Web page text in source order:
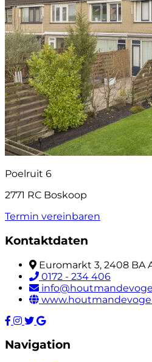
Poelruit 6
2771 RC Boskoop
Termin vereinbaren
Kontaktdaten
Euromarkt 3, 2408 BA
0172 - 234 406
Navigation